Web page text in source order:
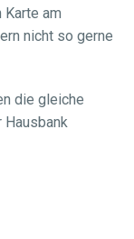
am
nicht so gerne
die gleiche
Hausbank